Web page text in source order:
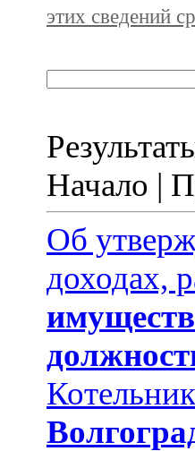
этих сведений
Начало |
Об
доходах,